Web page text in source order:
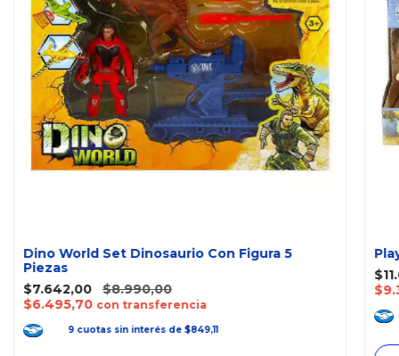
Dino World Set Dinosaurio Con Figura 5
Piezas
$7.642,00
$8.990,00
$6.495,70 con transferencia
9 cuotas sin interés de $849,11